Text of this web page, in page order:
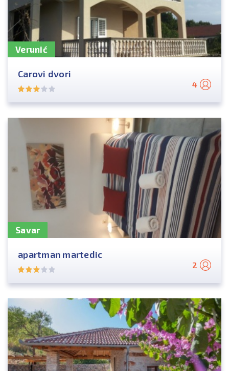
Verunić
Carovi dvori
4
Savar
apartman martedic
2